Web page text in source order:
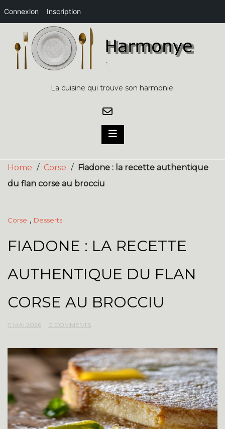
Connexion Inscription
content
La cuisine qui trouve son harmonie.
Home / Corse /
Fiadone : la recette authentique
du flan corse au brocciu
Corse , Desserts
FIADONE : LA RECETTE
AUTHENTIQUE DU FLAN
CORSE AU BROCCIU
11 MAI 2026 0 COMMENTS